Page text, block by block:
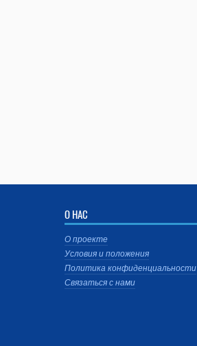
О НАС
О проекте
Условия и положения
Политика конфиденциальности
Связаться с нами